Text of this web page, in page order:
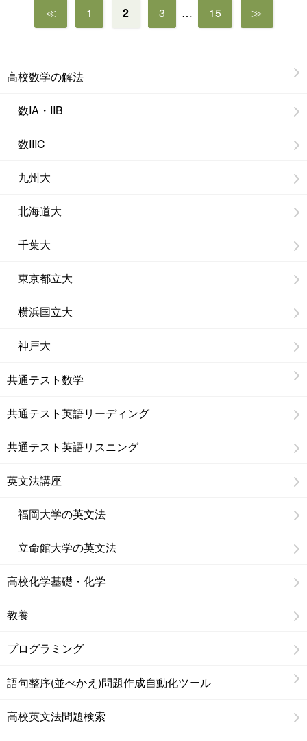
稿
≪ 1 2 3 … 15 ≫
高校数学の解法
数IA・IIB
数IIIC
九州大
北海道大
千葉大
東京都立大
横浜国立大
神戸大
共通テスト数学
共通テスト英語リーディング
共通テスト英語リスニング
英文法講座
福岡大学の英文法
立命館大学の英文法
高校化学基礎・化学
教養
プログラミング
語句整序(並べかえ)問題作成自動化ツール
高校英文法問題検索